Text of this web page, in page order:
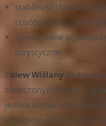
stabilność i łatwość
i osób z mniejszym
nowoczesne
turystyczne.
Zalew Wiślany to
zatłoczonych Mazur –
jednocześnie z morskim
planujesz weekendowy